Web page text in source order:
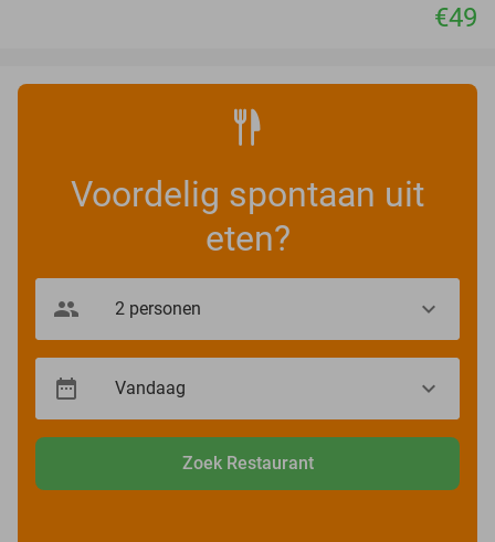
€49
Voordelig spontaan uit
eten?
Zoek Restaurant